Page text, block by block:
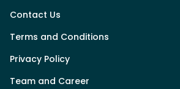
Contact Us
Terms and Conditions
Privacy Policy
Team and Career